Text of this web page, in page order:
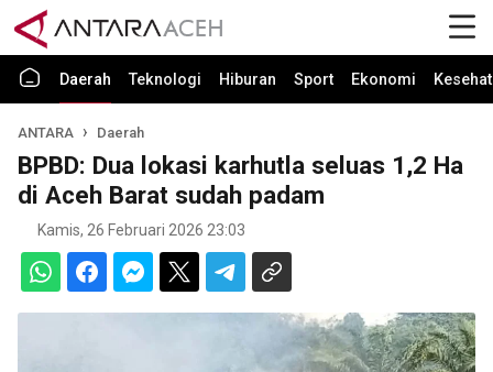
Daerah Teknologi Hiburan Sport Ekonomi
ANTARA Daerah
BPBD: Dua lokasi karhutla seluas 1,2 Ha
di Aceh Barat sudah padam
Kamis, 26 Februari 2026 23:03